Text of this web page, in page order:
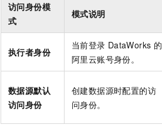
访问身份模
式
模式说明
执行者身份
当前登录 DataWorks 的
阿里云账号身份。
数据源默认
访问身份
创建数据源时配置的访
问身份。